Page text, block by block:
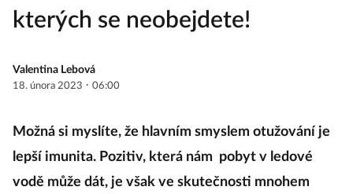
kterých se neobejdete!
Valentina Lebová
18. února 2023 · 06:00
Možná si myslíte, že hlavním smyslem otužování je
lepší imunita. Pozitiv, která nám pobyt v ledové
vodě může dát, je však ve skutečnosti mnohem